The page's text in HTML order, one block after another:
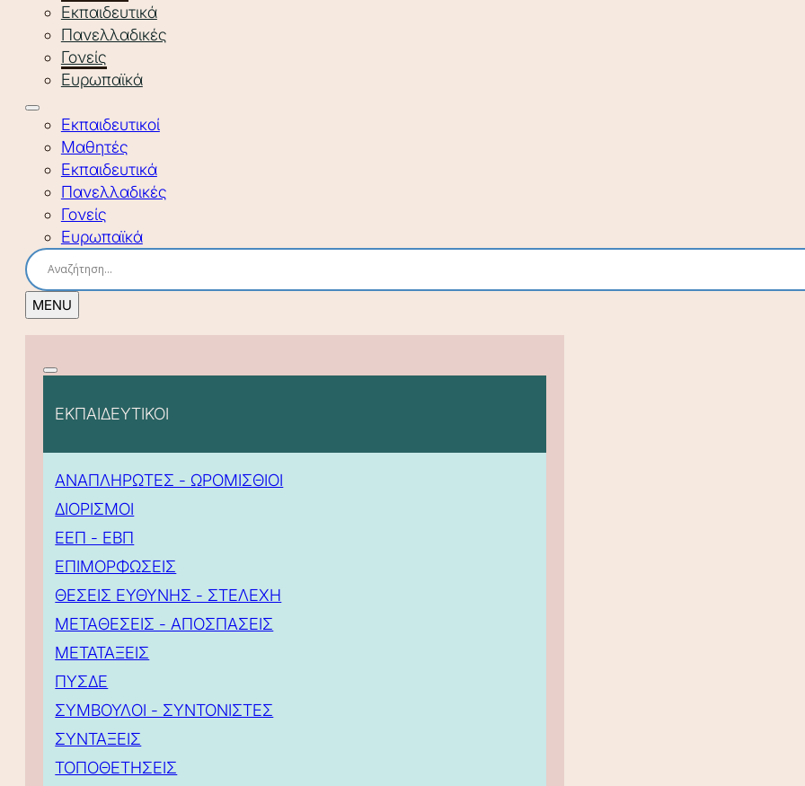
Εκπαιδευτικά
Πανελλαδικές
Γονείς
Ευρωπαϊκά
Εκπαιδευτικοί
Μαθητές
Εκπαιδευτικά
Πανελλαδικές
Γονείς
Ευρωπαϊκά
ΕΚΠΑΙΔΕΥΤΙΚΟΙ
ΑΝΑΠΛΗΡΩΤΕΣ - ΩΡΟΜΙΣΘΙΟΙ
ΔΙΟΡΙΣΜΟΙ
ΕΕΠ - ΕΒΠ
ΕΠΙΜΟΡΦΩΣΕΙΣ
ΘΕΣΕΙΣ ΕΥΘΥΝΗΣ - ΣΤΕΛΕΧΗ
ΜΕΤΑΘΕΣΕΙΣ - ΑΠΟΣΠΑΣΕΙΣ
ΜΕΤΑΤΑΞΕΙΣ
ΠΥΣΔΕ
ΣΥΜΒΟΥΛΟΙ - ΣΥΝΤΟΝΙΣΤΕΣ
ΣΥΝΤΑΞΕΙΣ
ΤΟΠΟΘΕΤΗΣΕΙΣ